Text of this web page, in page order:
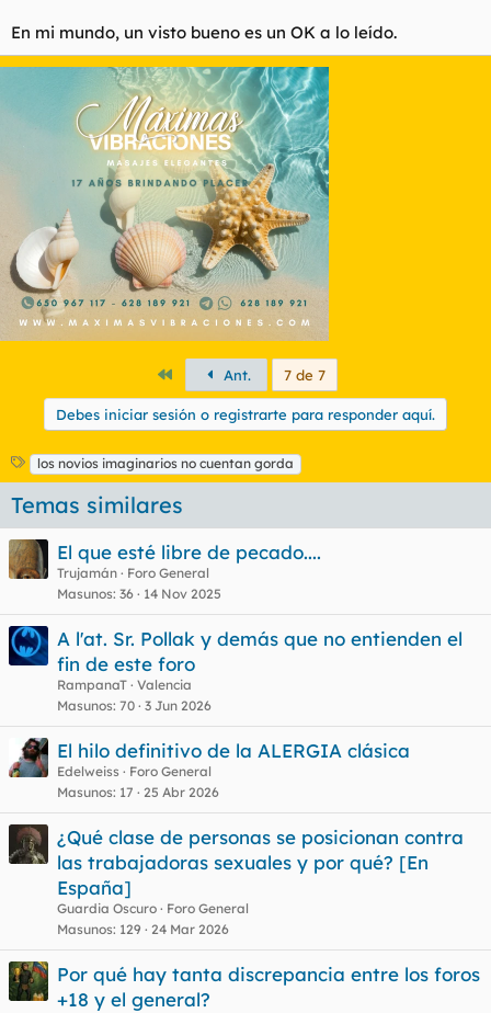
En mi mundo, un visto bueno es un OK a lo leído.
PrimeroAnt. 7 de 7
Debes iniciar sesión o registrarte para responder aquí.
E
t
i
q
u
e
t
s
los novios imaginarios no cuentan gorda
Temas similares
El que esté libre de pecado....
Trujamán
Foro General
Masunos 36 14 Nov 2025
A l'at. Sr. Pollak y demás que no entienden el
fin de este foro
RampanaT Valencia
Masunos 70 3 Jun 2026
El hilo definitivo de la ALERGIA clásica
Edelweiss
Foro General
Masunos 17 25 Abr 2026
¿Qué clase de personas se posicionan contra
las trabajadoras sexuales y por qué? [En
España]
Guardia Oscuro
Foro General
Masunos 129 24 Mar 2026
Por qué hay tanta discrepancia entre los foros
+18 y el general?